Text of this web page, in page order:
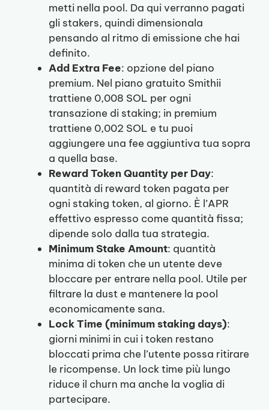
metti nella pool. Da qui verranno pagati
gli stakers, quindi dimensionala
pensando al ritmo di emissione che hai
definito.
Add Extra Fee: opzione del piano
premium. Nel piano gratuito Smithii
trattiene 0,008 SOL per ogni
transazione di staking; in premium
trattiene 0,002 SOL e tu puoi
aggiungere una fee aggiuntiva tua sopra
a quella base.
Reward Token Quantity per Day:
quantità di reward token pagata per
ogni staking token, al giorno. È l’APR
effettivo espresso come quantità fissa;
dipende solo dalla tua strategia.
Minimum Stake Amount: quantità
minima di token che un utente deve
bloccare per entrare nella pool. Utile per
filtrare la dust e mantenere la pool
economicamente sana.
Lock Time (minimum staking days):
giorni minimi in cui i token restano
bloccati prima che l’utente possa ritirare
le ricompense. Un lock time più lungo
riduce il churn ma anche la voglia di
partecipare.